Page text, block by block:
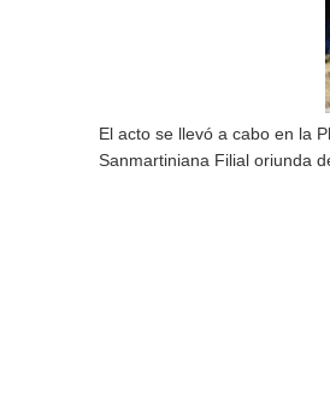
El acto se llevó a cabo en la
Sanmartiniana Filial oriunda